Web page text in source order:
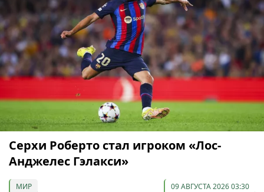
Серхи Роберто стал игроком «Лос-
Анджелес Гэлакси»
МИР 09 АВГУСТА 2026 03:30